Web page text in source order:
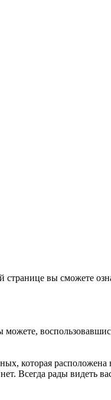
вы сможете
можете,
которая
Всегда рады видеть